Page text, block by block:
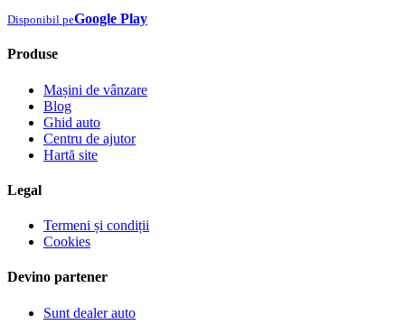
Disponibil peGoogle Play
Produse
Mașini de vânzare
Blog
Ghid auto
Centru de ajutor
Hartă site
Legal
Termeni și condiții
Cookies
Devino partener
Sunt dealer auto